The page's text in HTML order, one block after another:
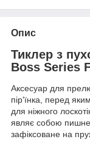
Опис
Тиклер з
Boss Series
Аксесуар для
пір'їнка, перед
для ніжного
являє собою пишне
зафіксоване на